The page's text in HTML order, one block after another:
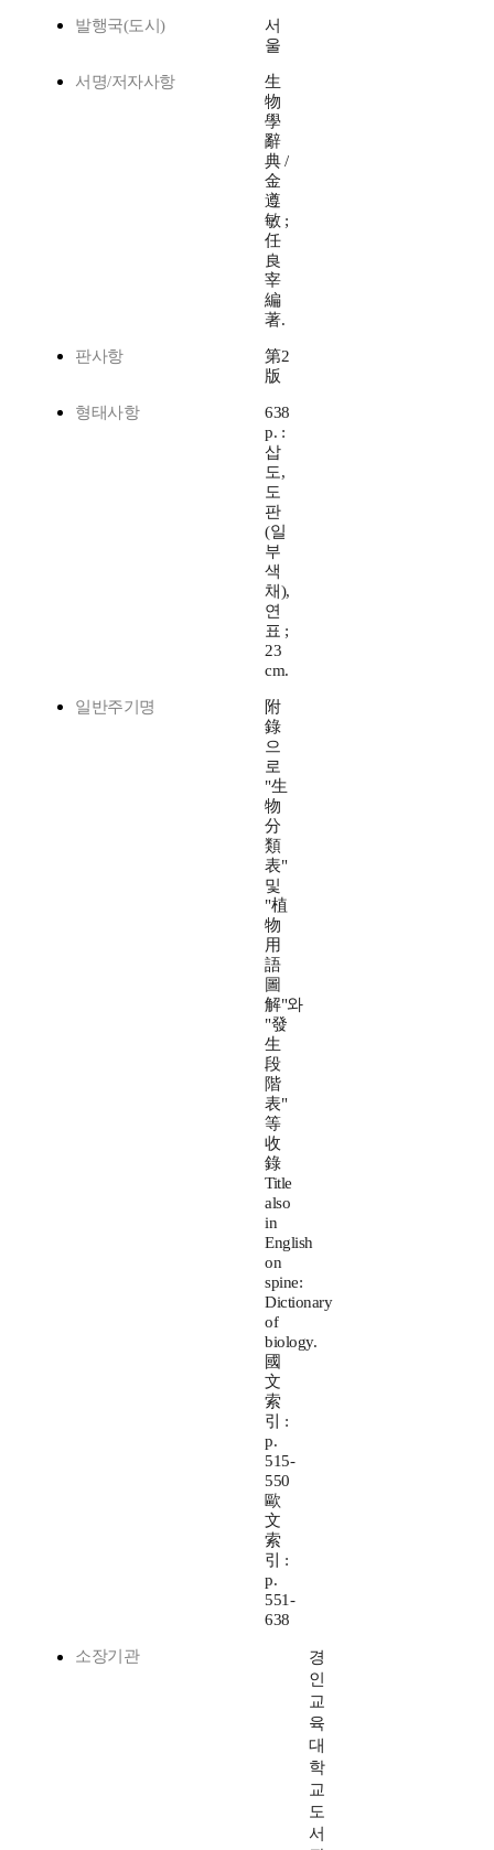
발행국(도시)
서
울
서명/저자사항
生
物
學
辭
典 /
金
遵
敏 ;
任
良
宰
編
著.
판사항
第2
版
형태사항
638
p. :
삽
도,
도
판
(일
부
색
채),
연
표 ;
23
cm.
일반주기명
附
錄
으
로
"生
物
分
類
表"
및
"植
物
用
語
圖
解"와
"發
生
段
階
表"
等
收
錄
Title
also
in
English
on
spine:
Dictionary
of
biology.
國
文
索
引 :
p.
515-
550
歐
文
索
引 :
p.
551-
638
소장기관
경
인
교
육
대
학
교
도
서